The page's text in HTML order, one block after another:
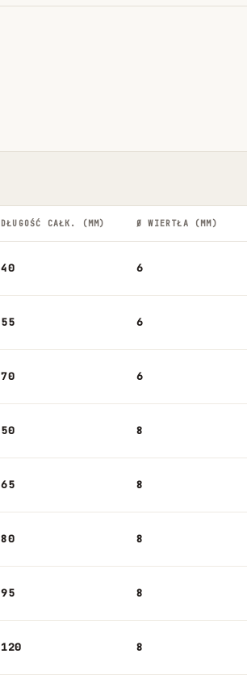
DŁUGOŚĆ CAŁK. (MM) Ø WIERTŁA (MM)
40 6
55 6
70 6
50 8
65 8
80 8
95 8
120 8